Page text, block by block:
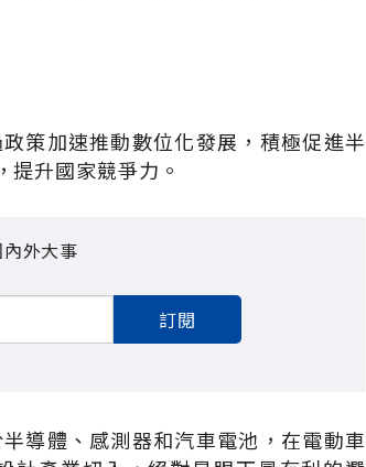
策加速推動數位化發展，積極促進半
升國家競爭力。
外大事
訂閱
導體、感測器和汽車電池，在電動車